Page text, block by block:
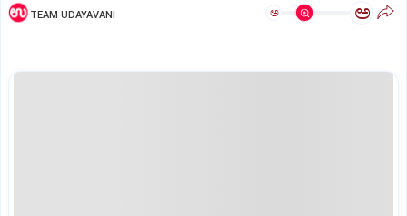
TEAM UDAYAVANI ಅ ಅ